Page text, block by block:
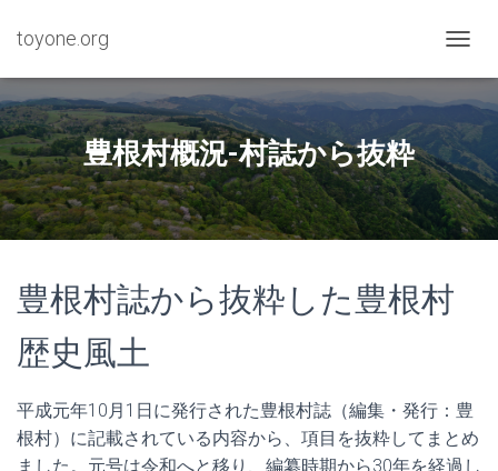
toyone.org
ビ
ゲ
シ
ョ
ン
を
切
豊根村概況-村誌から抜粋
豊根村誌から抜粋した豊根村
歴史風土
平成元年10月1日に発行された豊根村誌（編集・発行：豊
根村）に記載されている内容から、項目を抜粋してまとめ
ました。元号は令和へと移り、編纂時期から30年を経過し